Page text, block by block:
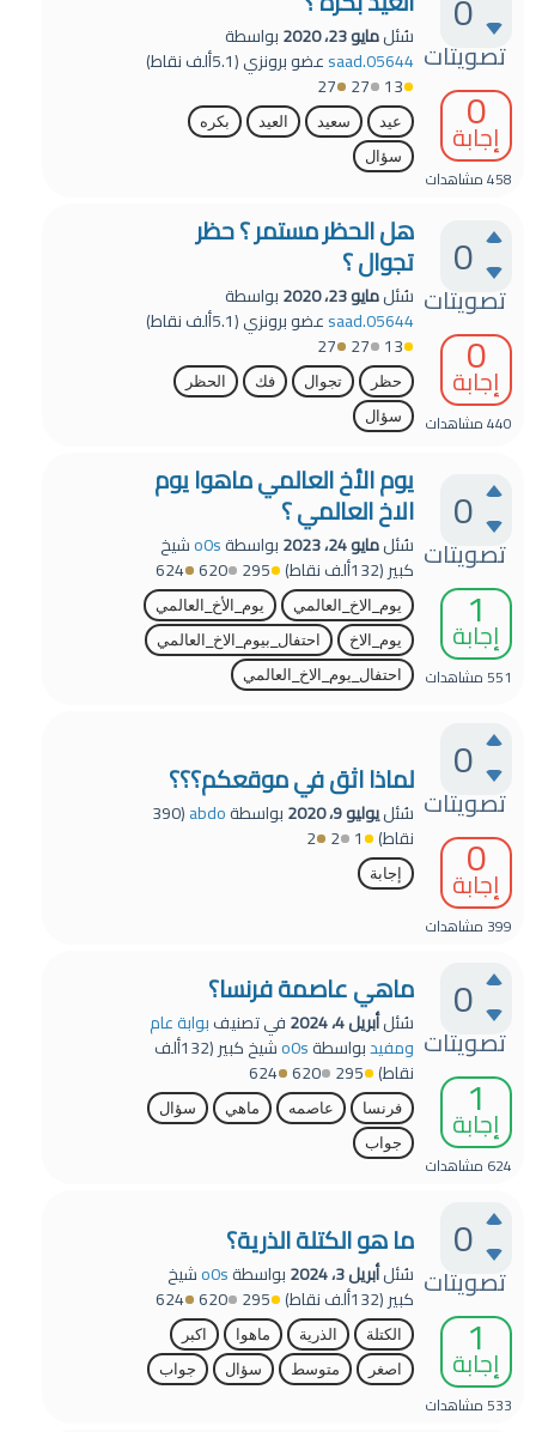
تصويتات
0
إجابة
458مشاهدات
سُئلمايو 23، 2020
بواسطة
saad.05644عضو برونزي(5.1ألف
نقاط)
13
27
27
عيد سعيد العيد
بكره
سؤال
0
تصويتات
0
إجابة
440مشاهدات
هل الحظر مستمر ؟ حظر
تجوال ؟
سُئلمايو 23، 2020
بواسطة
saad.05644عضو برونزي(5.1ألف
نقاط)
13
27
27
حظر تجوال فك
الحظر
سؤال
0
تصويتات
1
إجابة
551مشاهدات
يوم الأخ العالمي ماهوا يوم
الاخ العالمي ؟
سُئلمايو 24، 2023 بواسطةo0sشيخ
كبير(132ألف نقاط) 295
620
624
يوم_الاخ_العالمي
يوم_الأخ_العالمي
يوم_الاخ
احتفال_بيوم_الاخ_العالمي
احتفال_يوم_الاخ_العالمي
0
تصويتات
0
إجابة
399 مشاهدات
لماذا اثق في موقعكم؟؟؟
سُئليوليو 9، 2020 بواسطةabdo
(
390
نقاط)
1
2
2
إجابة
0
تصويتات
1
إجابة
624 مشاهدات
ماهي عاصمة فرنسا؟
سُئلأبريل 4، 2024 في تصنيفبوابة عام
ومفيدبواسطةo0sشيخ كبير(132ألف
نقاط) 295
620
624
فرنسا عاصمه ماهي
سؤال
جواب
0
تصويتات
1
إجابة
533مشاهدات
ما هو الكتلة الذرية؟
سُئلأبريل 3، 2024 بواسطةo0sشيخ
كبير(132ألف نقاط) 295
620
624
الكتلة الذرية ماهوا
اكبر
اصغر
متوسط سؤال جواب